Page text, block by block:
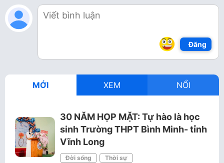
Đăng
MỚI XEM NỔI
30 NĂM HỌP MẶT: Tự hào là học
sinh Trường THPT Bình Minh- tỉnh
Vĩnh Long
Đời sống Thời sự